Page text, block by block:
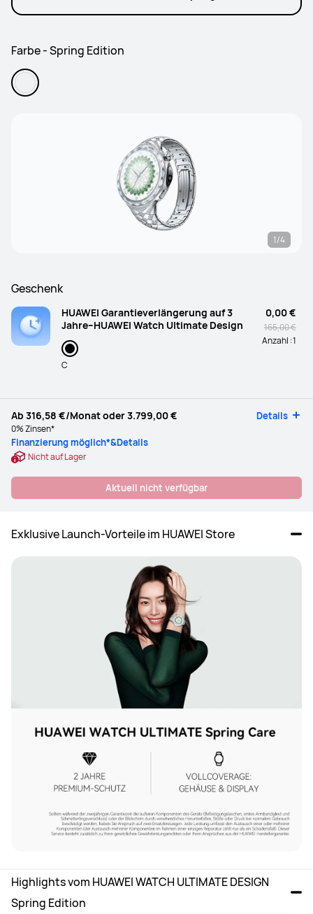
Farbe - Spring Edition
1/4
Geschenk
HUAWEI Garantieverlängerung auf 3
Jahre–HUAWEI Watch Ultimate Design
C
0,00 €
165,00 €
Anzahl :1
Ab 316,58 €/Monat oder3.799,00 € Details
0% Zinsen*
Finanzierung möglich*&Details
Nicht auf Lager
Aktuell nicht verfügbar
Exklusive Launch-Vorteile im HUAWEI Store
Highlights vom HUAWEI WATCH ULTIMATE DESIGN
Spring Edition